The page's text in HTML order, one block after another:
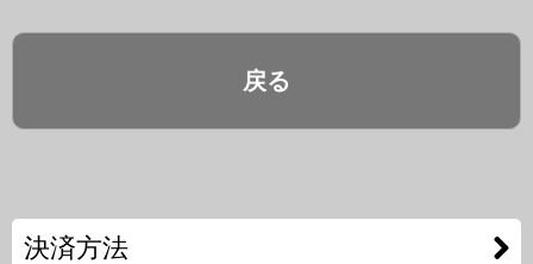
戻る
決済方法